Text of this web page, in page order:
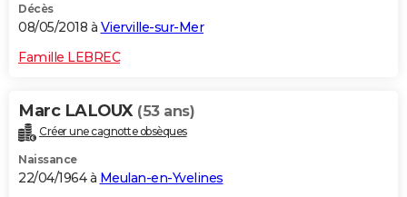
Décès
08/05/2018 à Vierville-sur-Mer
Famille LEBREC
Marc LALOUX (53 ans)
Créer une cagnotte obsèques
Naissance
22/04/1964 à Meulan-en-Yvelines